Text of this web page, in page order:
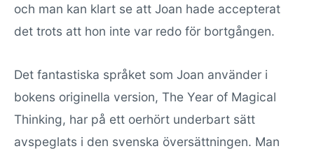
och man kan klart se att Joan hade accepterat
det trots att hon inte var redo för bortgången.
Det fantastiska språket som Joan använder i
bokens originella version, The Year of Magical
Thinking, har på ett oerhört underbart sätt
avspeglats i den svenska översättningen. Man